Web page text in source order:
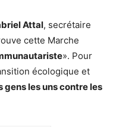
Attal, secrétaire
cette Marche
». Pour
écologique et
gens les uns contre les